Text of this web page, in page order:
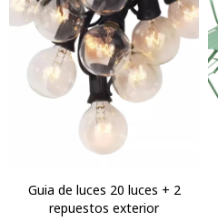
Guia de luces 20 luces + 2
repuestos exterior